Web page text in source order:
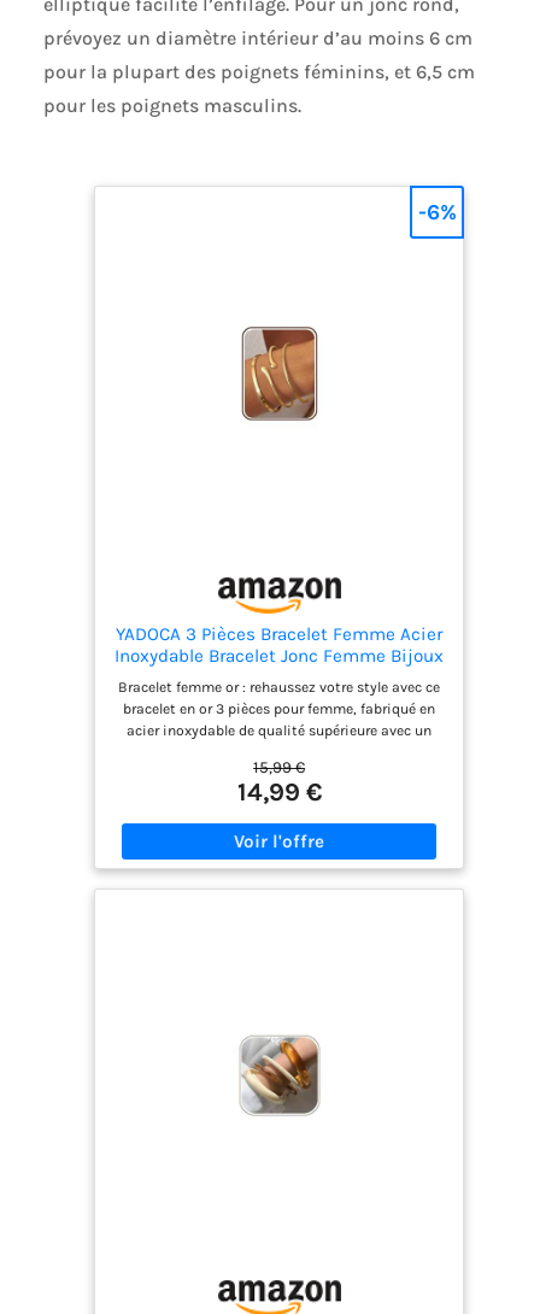
elliptique facilite l’enfilage. Pour un jonc rond,
prévoyez un diamètre intérieur d’au moins 6 cm
pour la plupart des poignets féminins, et 6,5 cm
pour les poignets masculins.
YADOCA 3 Pièces Bracelet Femme Acier
Inoxydable Bracelet Jonc Femme Bijoux
Bracelet femme or : rehaussez votre style avec ce
bracelet en or 3 pièces pour femme, fabriqué en
acier inoxydable de qualité supérieure avec un
et résistant au ternissement pour une brillance
durable. Modèles de bracelets en or polyvalents
en or : fin (2,8 mm/66 mm), audacieux (4 mm/62
mm) et moyen (3 mm/64 mm). Les ouvertures
un look superposé. Confortable et léger pour la
peau : le design sans nickel et léger assure un
confort tout au long de la journée, même pour les
peaux sensibles. L'ensemble de bracelets en or
conserve sa finition polie sans se décolorer. Luxe
15,99 €
14,99 €
-6%